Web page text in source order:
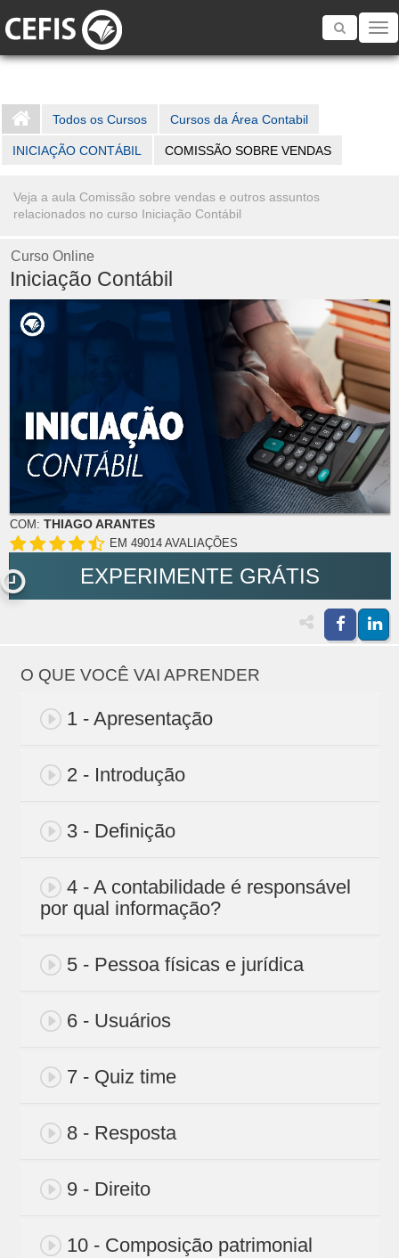
Toggle
Todos os Cursos Cursos da Área Contabil
INICIAÇÃO CONTÁBIL COMISSÃO SOBRE VENDAS
Veja a aula Comissão sobre vendas e outros assuntos
relacionados no curso Iniciação Contábil
Curso Online
Iniciação Contábil
COM: THIAGO ARANTES
EM 49014 AVALIAÇÕES
EXPERIMENTE GRÁTIS
O QUE VOCÊ VAI APRENDER
1 - Apresentação
2 - Introdução
3 - Definição
4 - A contabilidade é responsável
por qual informação?
5 - Pessoa físicas e jurídica
6 - Usuários
7 - Quiz time
8 - Resposta
9 - Direito
10 - Composição patrimonial